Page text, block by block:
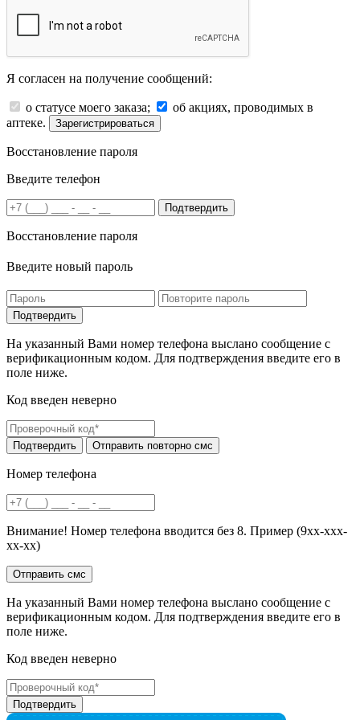
Я согласен на получение сообщений:
о статусе моего заказа;
об акциях, проводимых в
аптеке.
Зарегистрироваться
Восстановление пароля
Введите телефон
Подтвердить
Восстановление пароля
Введите новый пароль
На указанный Вами номер телефона выслано сообщение с
верификационным кодом. Для подтверждения введите его в
поле ниже.
Код введен неверно
Номер телефона
Внимание! Номер телефона вводится без 8. Пример (9хх-ххх-
хх-хх)
На указанный Вами номер телефона выслано сообщение с
верификационным кодом. Для подтверждения введите его в
поле ниже.
Код введен неверно